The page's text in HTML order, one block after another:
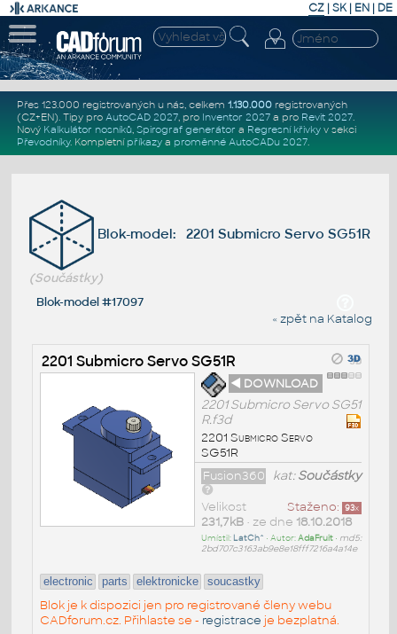
CZ | SK| EN | DE
Přes 123.000 registrovaných u nás, celkem 1.130.000registrovaných
(CZ+EN). Tipy pro AutoCAD 2027, pro Inventor 2027a pro Revit 2027.
Nový Kalkulátor nosníků, Spirograf generátor a Regresní křivkyv sekci
Převodníky. Kompletní příkazya proměnné AutoCADu 2027.
Blok-model: 2201 Submicro Servo SG51R
(Součástky)
Blok-model #17097
« zpět na Katalog
2201 Submicro Servo SG51R
◄ DOWNLOAD
2201 Submicro Servo SG51
R.f3d
2201 Submicro Servo
SG51R
kat:Součástky
Fusion360
Staženo: 93x
Velikost
231,7kB• ze dne 18.10.2018
Umístil: LatCh^ • Autor:AdaFruit• md5:
2bd707c3163ab9e8e18fff7216a4a14e
electronic parts elektronicke soucastky
Blok je k dispozici jen pro registrované členy webu
CADforum.cz. Přihlaste se - registrace je bezplatná.